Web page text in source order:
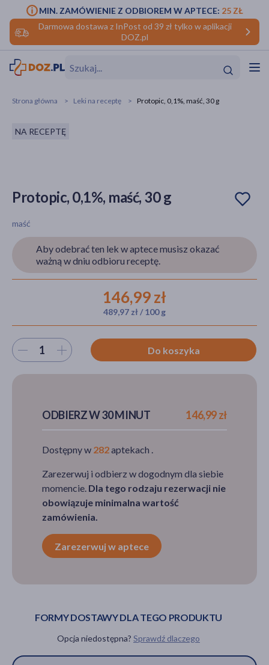
Darmowa dostawa z InPost od 39 zł tylko w aplikacji
DOZ.pl
MIN. ZAMÓWIENIE Z ODBIOREM W APTECE: 25 ZŁ
Hit
Strona główna Leki na receptę Protopic, 0,1%, maść, 30 g
NA RECEPTĘ
Protopic, 0,1%, maść, 30 g
maść
Aby odebrać ten lek w aptece musisz okazać
ważną w dniu odbioru receptę.
146,99 zł
489,97 zł / 100 g
Wybierz ilość Do koszyka
ODBIERZ W 30 MINUT 146,99 zł
Dostępny w 282aptekach .
Zarezerwuj i odbierz w dogodnym dla siebie
momencie. Dla tego rodzaju rezerwacji nie
obowiązuje minimalna wartość
zamówienia.
Zarezerwuj w aptece
FORMY DOSTAWY DLA TEGO PRODUKTU
Opcja niedostępna? Sprawdź dlaczego